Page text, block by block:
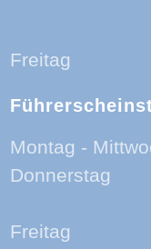
Freitag
Montag -
Donnerstag
Freitag